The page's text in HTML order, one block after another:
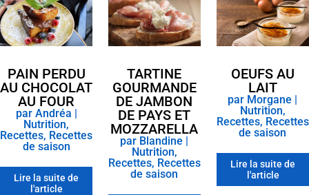
PAIN PERDU
AU CHOCOLAT
AU FOUR
par Andréa |
Nutrition,
Recettes, Recettes
de saison
Lire la suite de
l'article
TARTINE
GOURMANDE
DE JAMBON
DE PAYS ET
MOZZARELLA
par Blandine |
Nutrition,
Recettes, Recettes
de saison
OEUFS AU
LAIT
par Morgane |
Nutrition,
Recettes, Recettes
de saison
Lire la suite de
l'article